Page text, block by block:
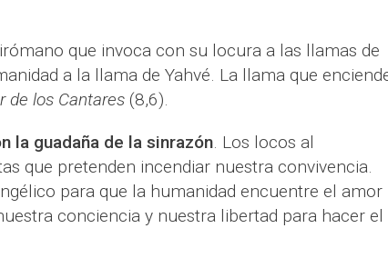
que invoca con su locura a las llamas de
a la llama de Yahvé. La llama que
de los Cantares(8,6).
la guadaña de la sinrazón. Los locos al
que pretenden incendiar nuestra convivencia.
para que la humanidad encuentre el amor
conciencia y nuestra libertad para hacer el